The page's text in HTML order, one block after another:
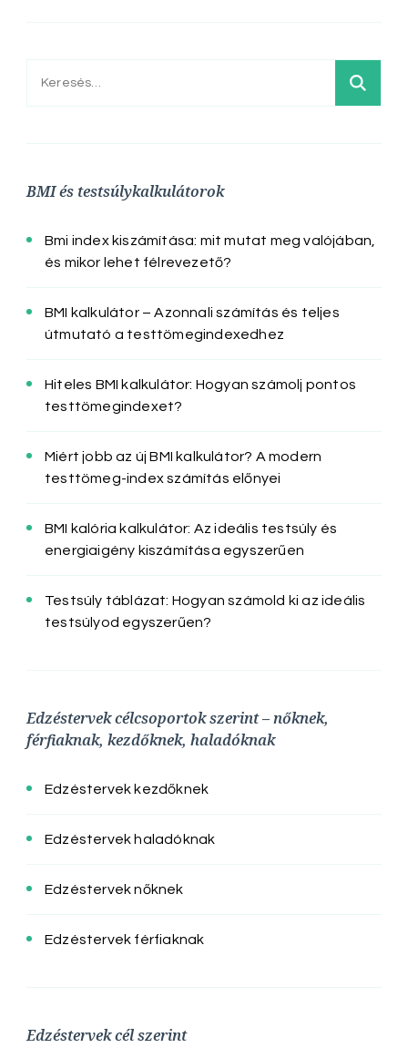
Keresés:
BMI és testsúlykalkulátorok
Bmi index kiszámítása: mit mutat meg valójában,
és mikor lehet félrevezető?
BMI kalkulátor – Azonnali számítás és teljes
útmutató a testtömegindexedhez
Hiteles BMI kalkulátor: Hogyan számolj pontos
testtömegindexet?
Miért jobb az új BMI kalkulátor? A modern
testtömeg-index számítás előnyei
BMI kalória kalkulátor: Az ideális testsúly és
energiaigény kiszámítása egyszerűen
Testsúly táblázat: Hogyan számold ki az ideális
testsúlyod egyszerűen?
Edzéstervek célcsoportok szerint – nőknek,
férfiaknak, kezdőknek, haladóknak
Edzéstervek kezdőknek
Edzéstervek haladóknak
Edzéstervek nőknek
Edzéstervek férfiaknak
Edzéstervek cél szerint